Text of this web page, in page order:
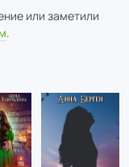
или заметили
.